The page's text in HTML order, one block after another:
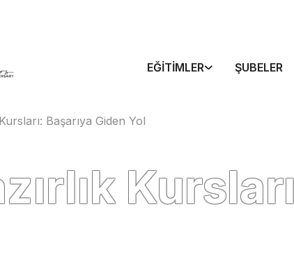
EĞITIMLER ŞUBELER
Başarıya Giden Yol